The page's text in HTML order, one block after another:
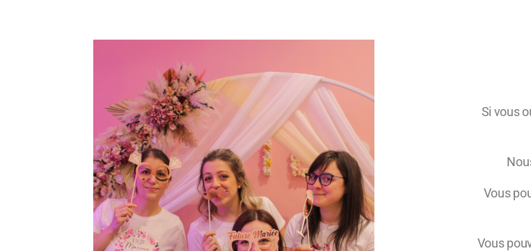
Si vous
Vous
Vous